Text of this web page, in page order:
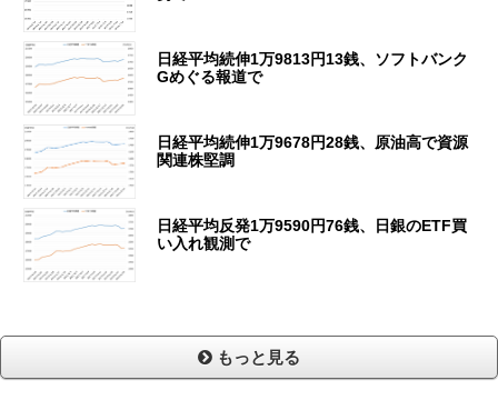
日経平均続伸1万9813円13銭、ソフトバンク
Gめぐる報道で
日経平均続伸1万9678円28銭、原油高で資源
関連株堅調
日経平均反発1万9590円76銭、日銀のETF買
い入れ観測で
もっと見る